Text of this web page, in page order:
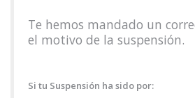
Te hemos mandado un
el motivo de la suspensión.
Si tu Suspensión ha sido por: